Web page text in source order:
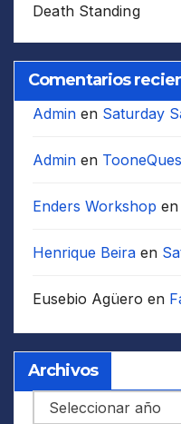
Death Standing
Comentarios
Admin en Saturday
Admin en
Enders Workshop en
Henrique Beira en
Eusebio Agüero en
Archivos
Archivos